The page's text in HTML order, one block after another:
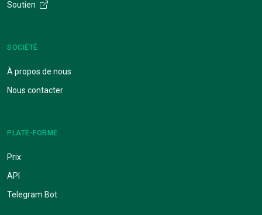
Soutien
SOCIÉTÉ
À propos de nous
Nous contacter
PLATE-FORME
Prix
API
Telegram Bot